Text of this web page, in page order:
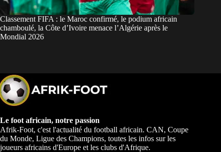
Classement FIFA : le Maroc confirmé, le podium africain
chamboulé, la Côte d’Ivoire menace l’Algérie après le
Mondial 2026
Le foot africain, notre passion
Afrik-Foot, c'est l'actualité du football africain. CAN, Coupe
du Monde, Ligue des Champions, toutes les infos sur les
joueurs africains d'Europe et les clubs d'Afrique.